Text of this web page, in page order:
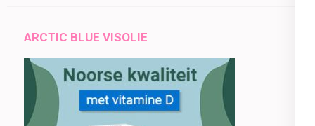
ARCTIC BLUE VISOLIE